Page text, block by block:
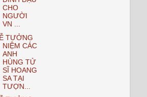
CHO
NGƯỜI
VN ...
TƯỞNG
NIỆM CÁC
ANH
HÙNG TỬ
SĨ HOANG
SA TẠI
TƯỢN...